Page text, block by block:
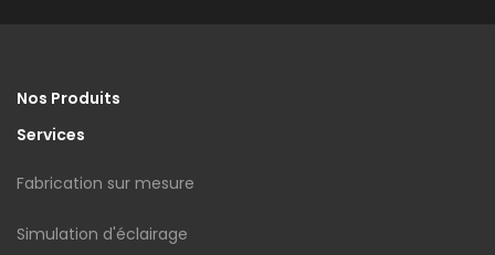
Nos Produits
Services
Fabrication sur mesure
Simulation d'éclairage